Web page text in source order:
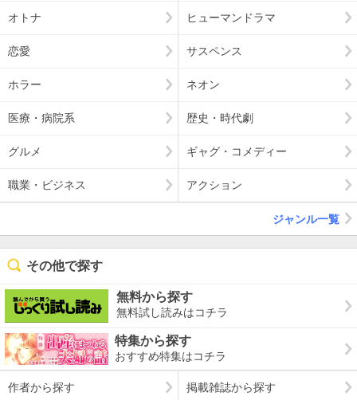
オトナ ヒューマンドラマ
恋愛 サスペンス
ホラー ネオン
医療・病院系 歴史・時代劇
グルメ ギャグ・コメディー
職業・ビジネス アクション
ジャンル一覧
その他で探す
無料から探す
無料試し読みはコチラ
特集から探す
おすすめ特集はコチラ
作者から探す 掲載雑誌から探す